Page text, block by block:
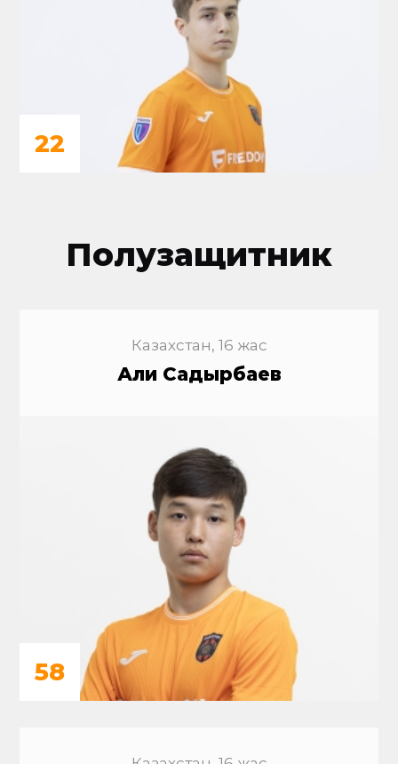
22
Полузащитник
Казахстан, 16 жас
Али Садырбаев
58